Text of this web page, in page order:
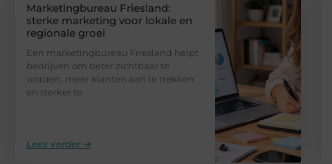
Marketingbureau Friesland:
sterke marketing voor lokale en
regionale groei
Een marketingbureau Friesland helpt
bedrijven om beter zichtbaar te
worden, meer klanten aan te trekken
en sterker te
Lees verder ➜